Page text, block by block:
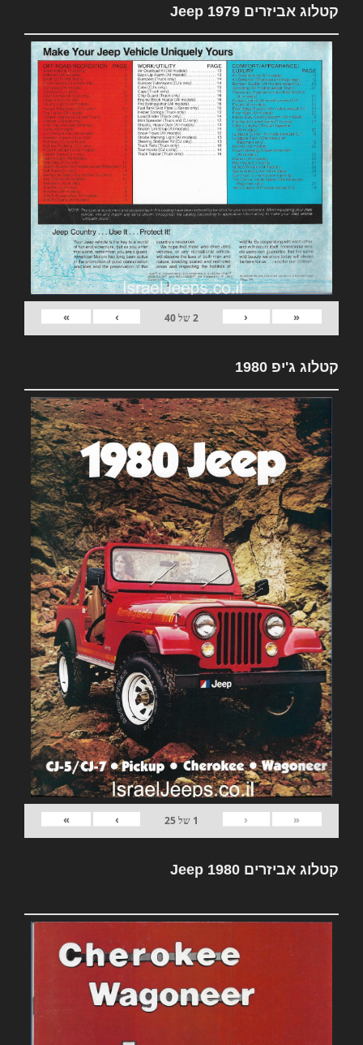
קטלוג אביזרים 1979 Jeep
«
‹
2של40
›
»
קטלוג ג'יפ 1980
«
‹
1 של25
›
»
קטלוג אביזרים Jeep 1980